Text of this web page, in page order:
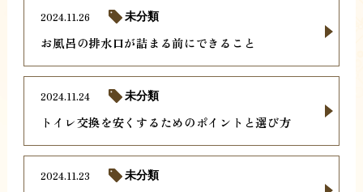
お風呂の排水口が詰まる前にできること
2024.11.26 未分類
トイレ交換を安くするためのポイントと選び方
2024.11.24 未分類
2024.11.23 未分類